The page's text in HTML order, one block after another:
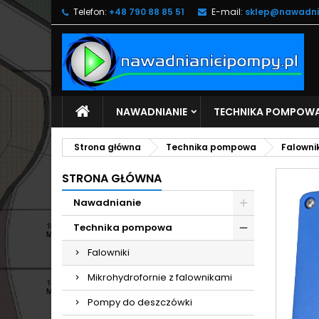
Telefon: +48 790 88 85 51 E-mail:
NAWADNIANIE TECHNIKA
Strona główna Technika pompowa
STRONA GŁÓWNA
Nawadnianie
Technika pompowa
Falowniki
Mikrohydrofornie z falownikami
Pompy do deszczówki